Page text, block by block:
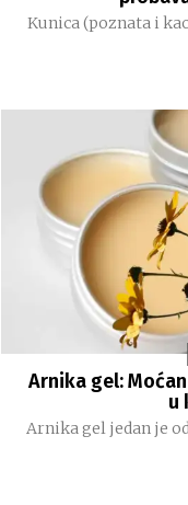
Kunica (poznata i
Arnika gel:
u
Arnika gel jedan je